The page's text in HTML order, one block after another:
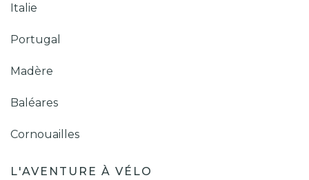
Italie
Portugal
Madère
Baléares
Cornouailles
L'AVENTURE À VÉLO